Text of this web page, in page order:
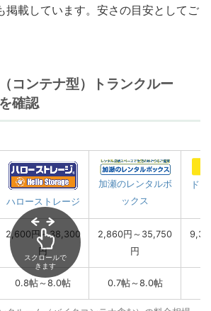
掲載しています。安さの目安としてご
コンテナ型）トランクルー
確認
ハローストレージ
加瀬のレンタルボ
ックス
ド
2,600円～38,300
円
2,860円～35,750
円
0.8帖～8.0帖 0.7帖～8.0帖
スクロールで
きます